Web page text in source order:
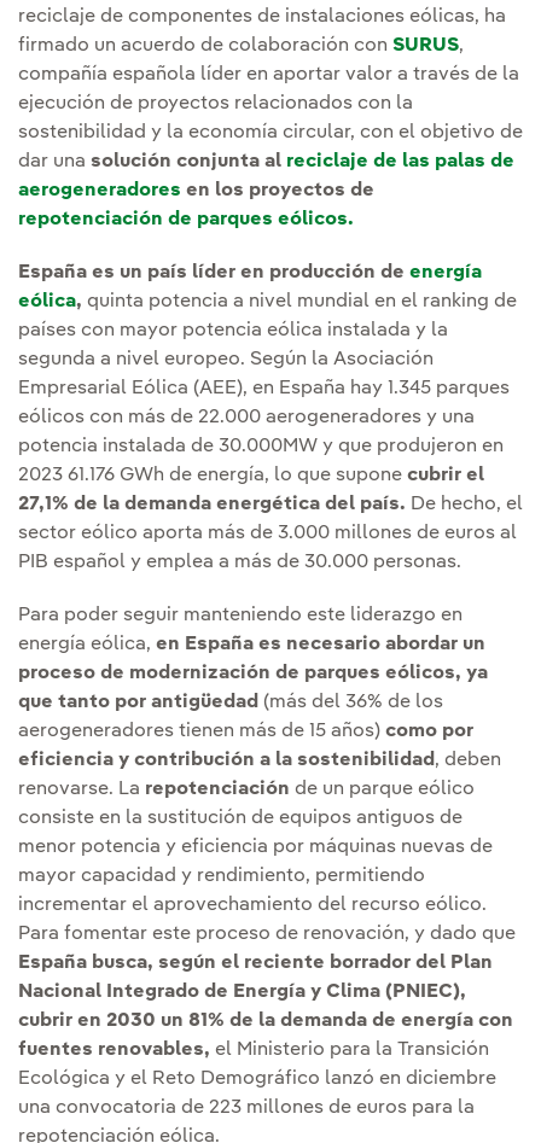
reciclaje de componentes de instalaciones eólicas, ha
firmado un acuerdo de colaboración con SURUS,
compañía española líder en aportar valor a través de la
ejecución de proyectos relacionados con la
sostenibilidad y la economía circular, con el objetivo de
dar una solución conjunta al reciclaje de las palas de
aerogeneradores en los proyectos de
repotenciación de parques eólicos.
España es un país líder en producción de energía
eólica, quinta potencia a nivel mundial en el ranking de
países con mayor potencia eólica instalada y la
segunda a nivel europeo. Según la Asociación
Empresarial Eólica (AEE), en España hay 1.345 parques
eólicos con más de 22.000 aerogeneradores y una
potencia instalada de 30.000MW y que produjeron en
2023 61.176 GWh de energía, lo que supone cubrir el
27,1% de la demanda energética del país. De hecho, el
sector eólico aporta más de 3.000 millones de euros al
PIB español y emplea a más de 30.000 personas.
Para poder seguir manteniendo este liderazgo en
energía eólica, en España es necesario abordar un
proceso de modernización de parques eólicos, ya
que tanto por antigüedad (más del 36% de los
aerogeneradores tienen más de 15 años) como por
eficiencia y contribución a la sostenibilidad , deben
renovarse. La repotenciación de un parque eólico
consiste en la sustitución de equipos antiguos de
menor potencia y eficiencia por máquinas nuevas de
mayor capacidad y rendimiento, permitiendo
incrementar el aprovechamiento del recurso eólico.
Para fomentar este proceso de renovación, y dado que
España busca, según el reciente borrador del Plan
Nacional Integrado de Energía y Clima (PNIEC),
cubrir en 2030 un 81% de la demanda de energía con
fuentes renovables, el Ministerio para la Transición
Ecológica y el Reto Demográfico lanzó en diciembre
una convocatoria de 223 millones de euros para la
repotenciación eólica.